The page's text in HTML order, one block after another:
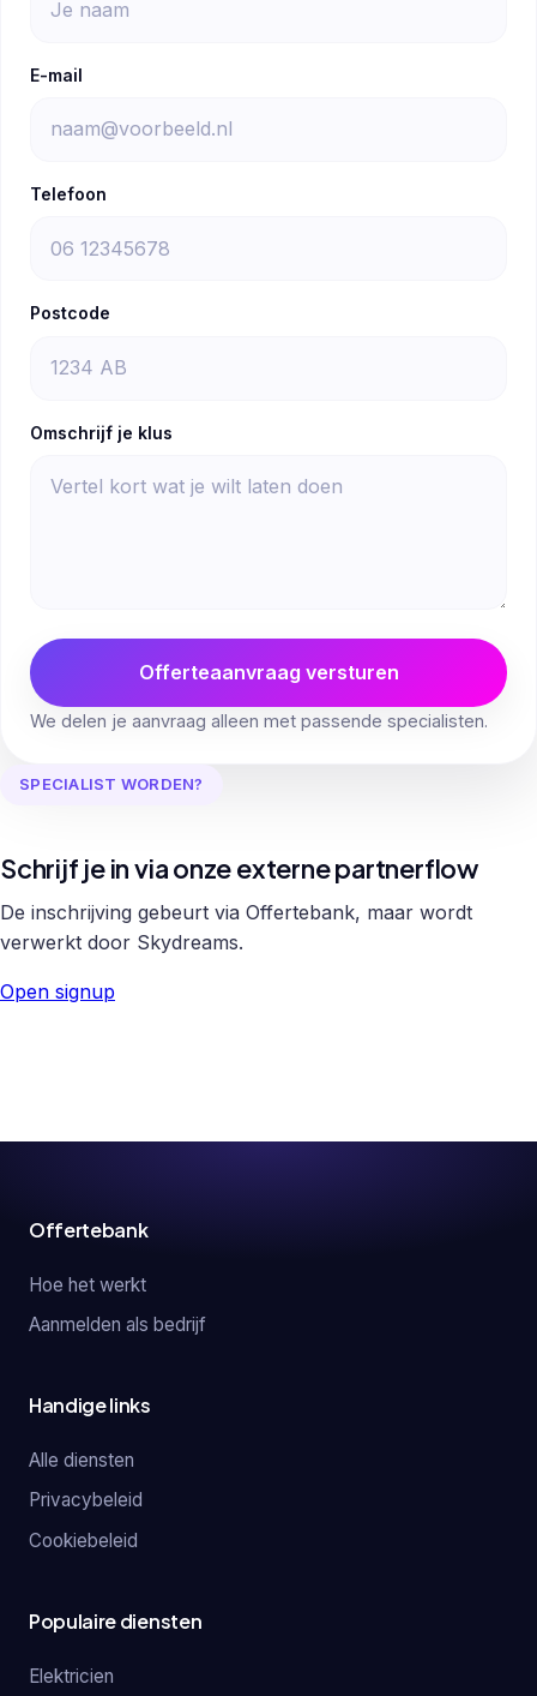
E-mail
Telefoon
Postcode
Omschrijf je klus
Offerteaanvraag versturen
We delen je aanvraag alleen met passende specialisten.
SPECIALIST WORDEN?
Schrijf je in via onze externe partnerflow
De inschrijving gebeurt via Offertebank, maar wordt
verwerkt door Skydreams.
Open signup
Offertebank
Hoe het werkt
Aanmelden als bedrijf
Handige links
Alle diensten
Privacybeleid
Cookiebeleid
Populaire diensten
Elektricien